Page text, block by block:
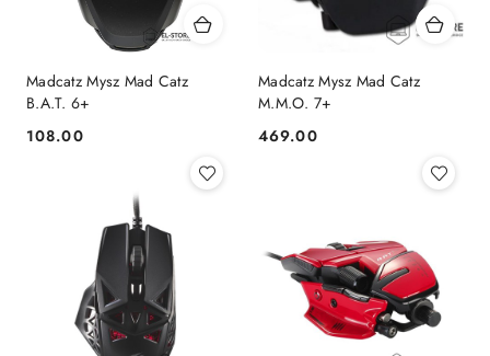
Madcatz Mysz Mad Catz
B.A.T. 6+
Cena:
108.00
Madcatz Mysz Mad Catz
M.M.O. 7+
Cena:
469.00